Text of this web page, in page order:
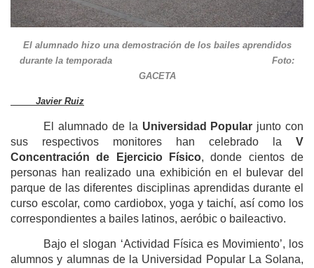
El alumnado hizo una demostración de los bailes aprendidos
durante la temporada Foto:
GACETA
Javier Ruiz
El alumnado de la Universidad Popular junto con
sus respectivos monitores han celebrado la V
Concentración de Ejercicio Físico, donde cientos de
personas han realizado una exhibición en el bulevar del
parque de las diferentes disciplinas aprendidas durante el
curso escolar, como cardiobox, yoga y taichí, así como los
correspondientes a bailes latinos, aeróbic o baileactivo.
Bajo el slogan ‘Actividad Física es Movimiento’, los
alumnos y alumnas de la Universidad Popular La Solana,